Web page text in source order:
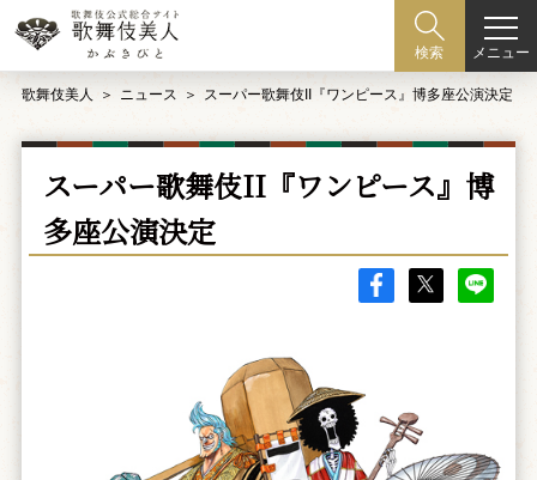
検索 メニュー
歌舞伎美人 ニュース スーパー歌舞伎II『ワンピース』博多座公演決定
スーパー歌舞伎II『ワンピース』博
多座公演決定